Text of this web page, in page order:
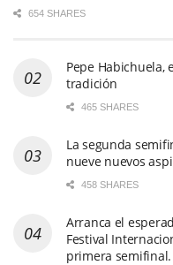
654 SHARES
Pepe Habichuela,
tradición
465 SHARES
La segunda
nueve nuevos
458 SHARES
Arranca el
Festival
primera semifinal.